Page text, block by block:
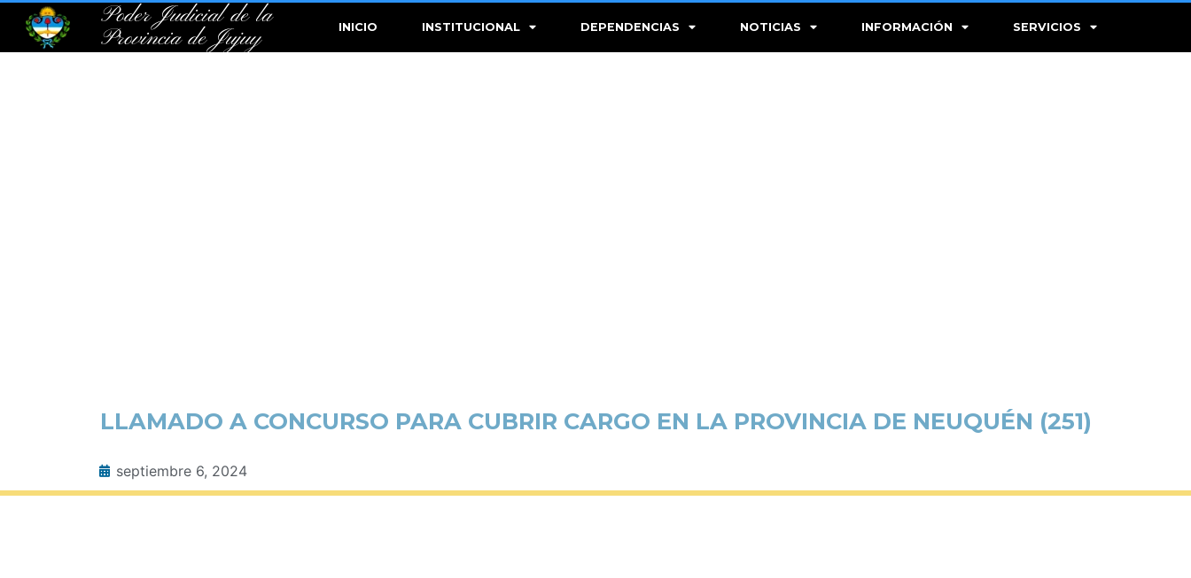
Poder Judicial de la
Provincia de Jujuy
INICIO INSTITUCIONAL DEPENDENCIAS NOTICIAS INFORMACIÓN SERVICIOS
LLAMADO A CONCURSO PARA CUBRIR CARGO EN LA PROVINCIA DE NEUQUÉN (251)
septiembre 6, 2024